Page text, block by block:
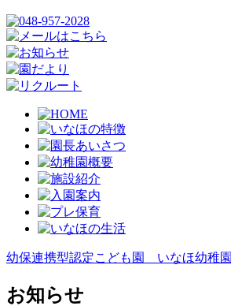
幼保連携型認定こども園 いなほ幼稚園
お知らせ